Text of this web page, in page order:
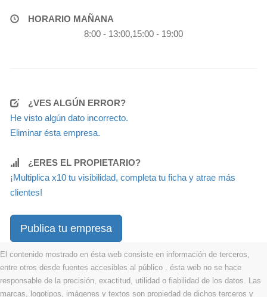
HORARIO MAÑANA
8:00 - 13:00,15:00 - 19:00
¿VES ALGÚN ERROR?
He visto algún dato incorrecto.
Eliminar ésta empresa.
¿ERES EL PROPIETARIO?
¡Multiplica x10 tu visibilidad, completa tu ficha y atrae más
clientes!
Publica tu empresa
El contenido mostrado en ésta web consiste en información de terceros,
entre otros desde fuentes accesibles al público . ésta web no se hace
responsable de la precisión, exactitud, utilidad o fiabilidad de los datos. Las
marcas, logotipos, imágenes y textos son propiedad de dichos terceros y